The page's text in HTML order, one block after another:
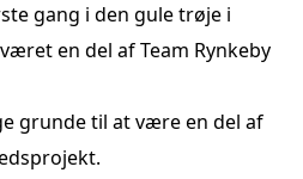
gang i den gule trøje i
en del af Team Rynkeby
grunde til at være en del af